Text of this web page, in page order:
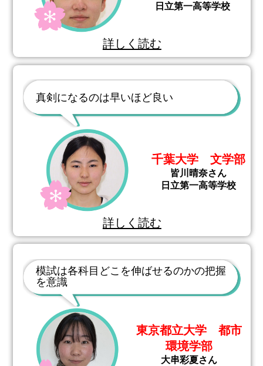
日立第一高等学校
詳しく読む
真剣になるのは早いほど良い
千葉大学 文学部
皆川晴奈さん
日立第一高等学校
詳しく読む
模試は各科目どこを伸ばせるのかの把握
を意識
東京都立大学 都市
環境学部
大串彩夏さん